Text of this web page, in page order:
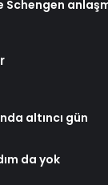
altıncı gün
da yok